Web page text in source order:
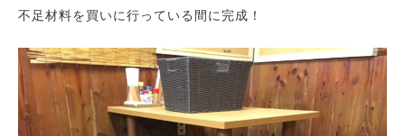
不足材料を買いに行っている間に完成！